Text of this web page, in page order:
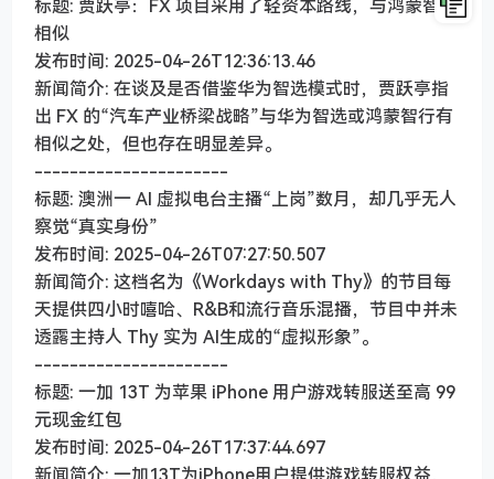
标题: 贾跃亭：FX 项目采用了轻资本路线，与鸿蒙智行
相似
发布时间: 2025-04-26T12:36:13.46
新闻简介: 在谈及是否借鉴华为智选模式时，贾跃亭指
出 FX 的“汽车产业桥梁战略”与华为智选或鸿蒙智行有
相似之处，但也存在明显差异。
----------------------
标题: 澳洲一 AI 虚拟电台主播“上岗”数月，却几乎无人
察觉“真实身份”
发布时间: 2025-04-26T07:27:50.507
新闻简介: 这档名为《Workdays with Thy》的节目每
天提供四小时嘻哈、R&B和流行音乐混播，节目中并未
透露主持人 Thy 实为 AI生成的“虚拟形象”。
----------------------
标题: 一加 13T 为苹果 iPhone 用户游戏转服送至高 99
元现金红包
发布时间: 2025-04-26T17:37:44.697